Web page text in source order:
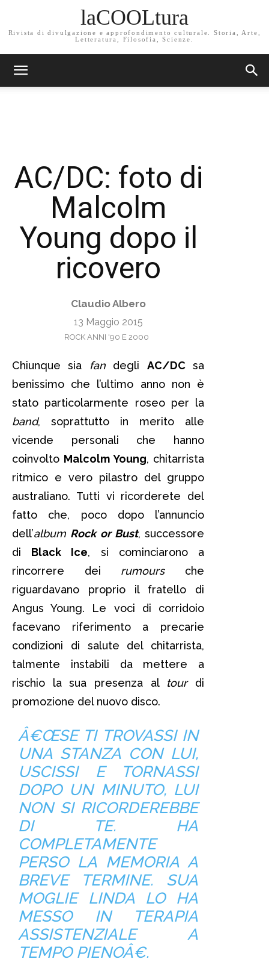
laCOOLtura
Rivista di divulgazione e approfondimento culturale. Storia, Arte,
Letteratura, Filosofia, Scienze.
AC/DC: foto di
Malcolm
Young dopo il
ricovero
Claudio Albero
13 Maggio 2015
ROCK ANNI '90 E 2000
Chiunque sia fandegli AC/DCsa
benissimo che l’ultimo anno non è
stato particolarmente roseo per la
band, soprattutto in merito alle
vicende personali che hanno
coinvolto Malcolm Young, chitarrista
ritmico e vero pilastro del gruppo
australiano. Tutti vi ricorderete del
fatto che, poco dopo l’annuncio
dell’album Rock or Bust, successore
di Black Ice, si cominciarono a
rincorrere dei rumoursche
riguardavano proprio il fratello di
Angus Young. Le voci di corridoio
facevano riferimento a precarie
condizioni di salute del chitarrista,
talmente instabili da mettere a
rischio la sua presenza al tourdi
promozione del nuovo disco.
Â€ŒSE TI TROVASSI IN
UNA STANZA CON LUI,
USCISSI E TORNASSI
DOPO UN MINUTO, LUI
NON SI RICORDEREBBE
DI TE. HA
COMPLETAMENTE
PERSO LA MEMORIA A
BREVE TERMINE. SUA
MOGLIE LINDA LO HA
MESSO IN TERAPIA
ASSISTENZIALE A
TEMPO PIENOÂ€.